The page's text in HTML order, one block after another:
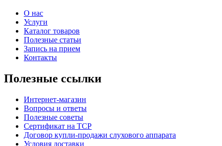
О нас
Услуги
Каталог товаров
Полезные статьи
Запись на прием
Контакты
Полезные ссылки
Интернет-магазин
Вопросы и ответы
Полезные советы
Сертификат на ТСР
Договор купли-продажи слухового аппарата
Условия доставки